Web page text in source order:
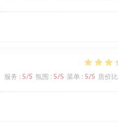
服务 : 5/5 氛围 : 5/5 菜单 : 5/5 质价比